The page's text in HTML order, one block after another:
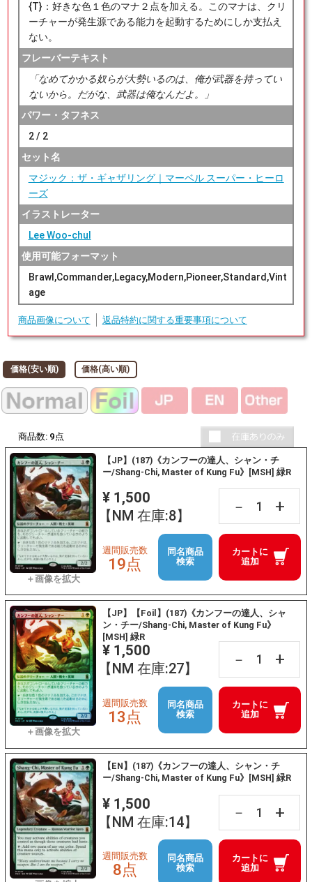
{T}：好きな色１色のマナ２点を加える。このマナは、クリ
ーチャーが発生源である能力を起動するためにしか支払え
ない。
フレーバーテキスト
「なめてかかる奴らが大勢いるのは、俺が武器を持ってい
ないから。だがな、武器は俺なんだよ。」
パワー・タフネス
2 / 2
セット名
マジック：ザ・ギャザリング｜マーベル スーパー・ヒーロ
ーズ
イラストレーター
Lee Woo-chul
使用可能フォーマット
Brawl,Commander,Legacy,Modern,Pioneer,Standard,Vint
age
商品画像について 返品特約に関する重要事項について
価格(安い順) 価格(高い順)
商品数: 9 点
【JP】(187)《カンフーの達人、シャン・チ
ー/Shang-Chi, Master of Kung Fu》[MSH] 緑R
¥ 1,500
【NM 在庫:8】
－ +
カートに
追加
週間販売数
19点
同名商品
検索
【JP】【Foil】(187)《カンフーの達人、シャ
ン・チー/Shang-Chi, Master of Kung Fu》
[MSH] 緑R
¥ 1,500
【NM 在庫:27】
－ +
カートに
追加
週間販売数
13点
同名商品
検索
【EN】(187)《カンフーの達人、シャン・チ
ー/Shang-Chi, Master of Kung Fu》[MSH] 緑R
¥ 1,500
【NM 在庫:14】
－ +
カートに
追加
週間販売数
8点
同名商品
検索